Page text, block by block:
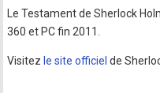
Le Testament de Sherlock
360 et PC fin 2011.
Visitez le site officiel de